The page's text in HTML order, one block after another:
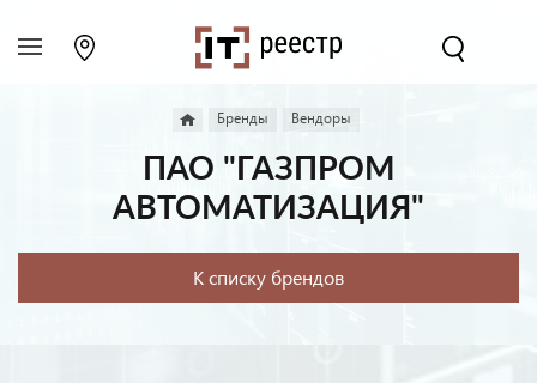
Бренды Вендоры
ПАО "ГАЗПРОМ
АВТОМАТИЗАЦИЯ"
К списку брендов